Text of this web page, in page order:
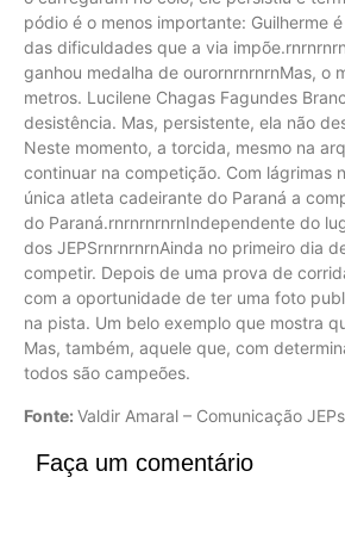
pódio é o menos importante: Guilherme
das dificuldades que a via
ganhou medalha de ourornrnrnrnMas, o
metros. Lucilene Chagas Fagundes
desistência. Mas, persistente, ela não
Neste momento, a torcida, mesmo na
continuar na competição. Com lágrimas
única atleta cadeirante do Paraná a
do Paraná.rnrnrnrnrnIndependente do
dos JEPSrnrnrnrnAinda no primeiro dia
competir. Depois de uma prova de
com a oportunidade de ter uma foto
na pista. Um belo exemplo que mostra
Mas, também, aquele que, com
todos são campeões.
Fonte: Valdir Amaral – Comunicação
Faça um comentário